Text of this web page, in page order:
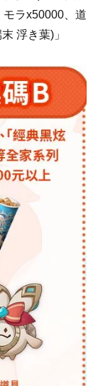
ラx50000、道
浮き葉)」